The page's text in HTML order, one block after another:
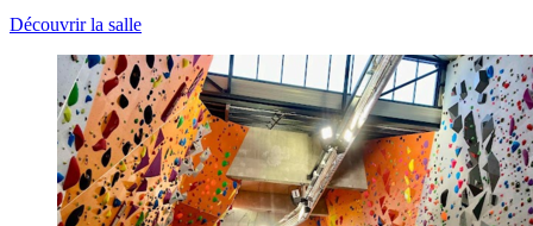
Découvrir la salle